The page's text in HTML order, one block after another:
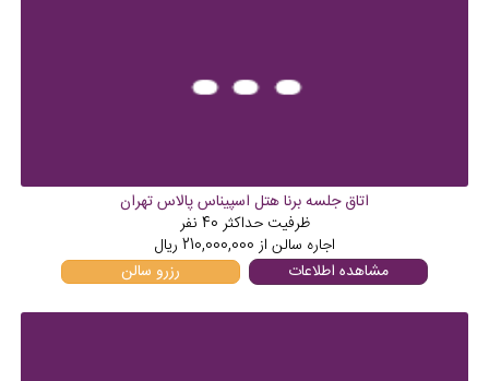
اتاق جلسه برنا هتل اسپیناس پالاس تهران
ظرفیت حداکثر 40 نفر
اجاره سالن از210,000,000 ریال
مشاهده اطلاعات
رزرو سالن